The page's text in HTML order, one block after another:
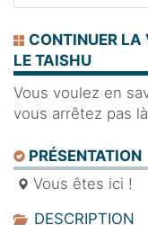
CONTINUER LA
LE TAISHU
Vous voulez en
vous arrêtez pas
PRÉSENTATION
Vous êtes ici !
DESCRIPTION